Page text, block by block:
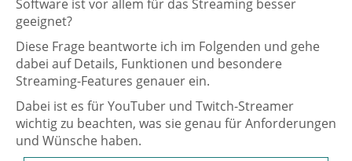
Software ist vor allem für das Streaming besser
geeignet?
Diese Frage beantworte ich im Folgenden und gehe
dabei auf Details, Funktionen und besondere
Streaming-Features genauer ein.
Dabei ist es für YouTuber und Twitch-Streamer
wichtig zu beachten, was sie genau für Anforderungen
und Wünsche haben.